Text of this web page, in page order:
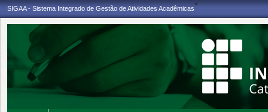
SIGAA - Sistema Integrado de Gestão de Atividades Acadêmicas
<